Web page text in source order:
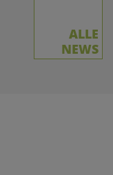
ALLE
NEWS